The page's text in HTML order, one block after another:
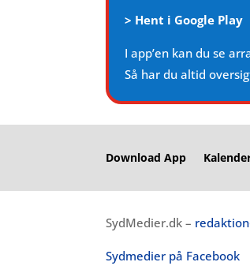
> Hent i Google Play
I app’en kan du se
Så har du altid
Download App
SydMedier.dk –
Sydmedier på Facebook